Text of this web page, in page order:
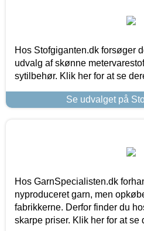
Hos Stofgiganten.dk forsøger
udvalg af skønne
sytilbehør. Klik her for at se
Se udvalget på
Hos GarnSpecialisten.dk
nyproduceret garn, men
fabrikkerne. Derfor finder du
skarpe priser. Klik her for at se